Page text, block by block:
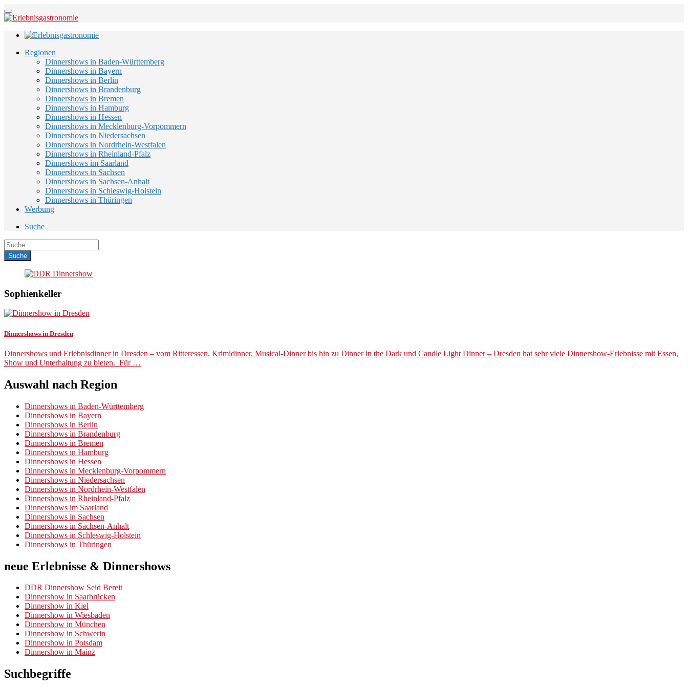
Regionen
Dinnershows in Baden-Württemberg
Dinnershows in Bayern
Dinnershows in Berlin
Dinnershows in Brandenburg
Dinnershows in Bremen
Dinnershows in Hamburg
Dinnershows in Hessen
Dinnershows in Mecklenburg-Vorpommern
Dinnershows in Niedersachsen
Dinnershows in Nordrhein-Westfalen
Dinnershows in Rheinland-Pfalz
Dinnershows im Saarland
Dinnershows in Sachsen
Dinnershows in Sachsen-Anhalt
Dinnershows in Schleswig-Holstein
Dinnershows in Thüringen
Werbung
Suche
Sophienkeller
Dinnershows in Dresden
Dinnershows und Erlebnisdinner in Dresden – vom Ritteressen, Krimidinner, Musical-Dinner bis hin zu Dinner in the Dark und Candle Light Dinner – Dresden hat sehr viele Dinnershow-Erlebnisse mit Essen,
Show und Unterhaltung zu bieten. Für …
Auswahl nach Region
Dinnershows in Baden-Württemberg
Dinnershows in Bayern
Dinnershows in Berlin
Dinnershows in Brandenburg
Dinnershows in Bremen
Dinnershows in Hamburg
Dinnershows in Hessen
Dinnershows in Mecklenburg-Vorpommern
Dinnershows in Niedersachsen
Dinnershows in Nordrhein-Westfalen
Dinnershows in Rheinland-Pfalz
Dinnershows im Saarland
Dinnershows in Sachsen
Dinnershows in Sachsen-Anhalt
Dinnershows in Schleswig-Holstein
Dinnershows in Thüringen
neue Erlebnisse & Dinnershows
DDR Dinnershow Seid Bereit
Dinnershow in Saarbrücken
Dinnershow in Kiel
Dinnershow in Wiesbaden
Dinnershow in München
Dinnershow in Schwerin
Dinnershow in Potsdam
Dinnershow in Mainz
Suchbegriffe